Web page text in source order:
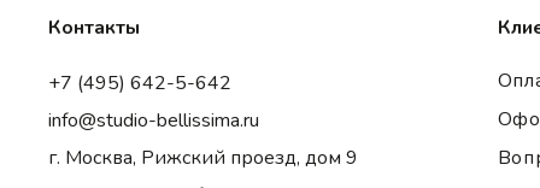
Контакты
+7 (495) 642-5-642
info@studio-bellissima.ru
г. Москва, Рижский проезд, дом 9